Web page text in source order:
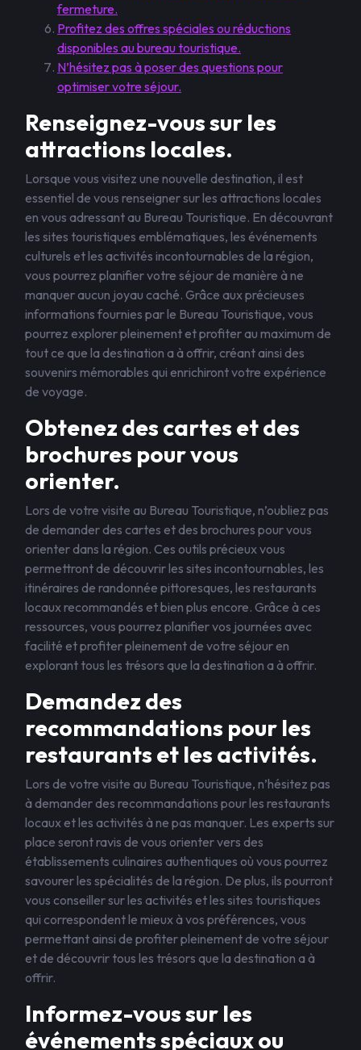
fermeture.
Profitez des offres spéciales ou réductions
disponibles au bureau touristique.
N’hésitez pas à poser des questions pour
optimiser votre séjour.
Renseignez-vous sur les
attractions locales.
Lorsque vous visitez une nouvelle destination, il est
essentiel de vous renseigner sur les attractions locales
en vous adressant au Bureau Touristique. En découvrant
les sites touristiques emblématiques, les événements
culturels et les activités incontournables de la région,
vous pourrez planifier votre séjour de manière à ne
manquer aucun joyau caché. Grâce aux précieuses
informations fournies par le Bureau Touristique, vous
pourrez explorer pleinement et profiter au maximum de
tout ce que la destination a à offrir, créant ainsi des
souvenirs mémorables qui enrichiront votre expérience
de voyage.
Obtenez des cartes et des
brochures pour vous
orienter.
Lors de votre visite au Bureau Touristique, n’oubliez pas
de demander des cartes et des brochures pour vous
orienter dans la région. Ces outils précieux vous
permettront de découvrir les sites incontournables, les
itinéraires de randonnée pittoresques, les restaurants
locaux recommandés et bien plus encore. Grâce à ces
ressources, vous pourrez planifier vos journées avec
facilité et profiter pleinement de votre séjour en
explorant tous les trésors que la destination a à offrir.
Demandez des
recommandations pour les
restaurants et les activités.
Lors de votre visite au Bureau Touristique, n’hésitez pas
à demander des recommandations pour les restaurants
locaux et les activités à ne pas manquer. Les experts sur
place seront ravis de vous orienter vers des
établissements culinaires authentiques où vous pourrez
savourer les spécialités de la région. De plus, ils pourront
vous conseiller sur les activités et les sites touristiques
qui correspondent le mieux à vos préférences, vous
permettant ainsi de profiter pleinement de votre séjour
et de découvrir tous les trésors que la destination a à
offrir.
Informez-vous sur les
événements spéciaux ou